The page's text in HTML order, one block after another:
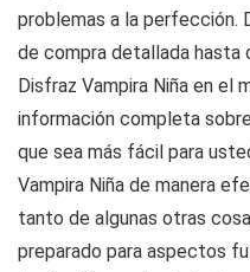
problemas a la perfección.
de compra detallada hasta
Disfraz Vampira Niña en el
información completa
que sea más fácil para
Vampira Niña de manera
tanto de algunas otras
preparado para aspectos